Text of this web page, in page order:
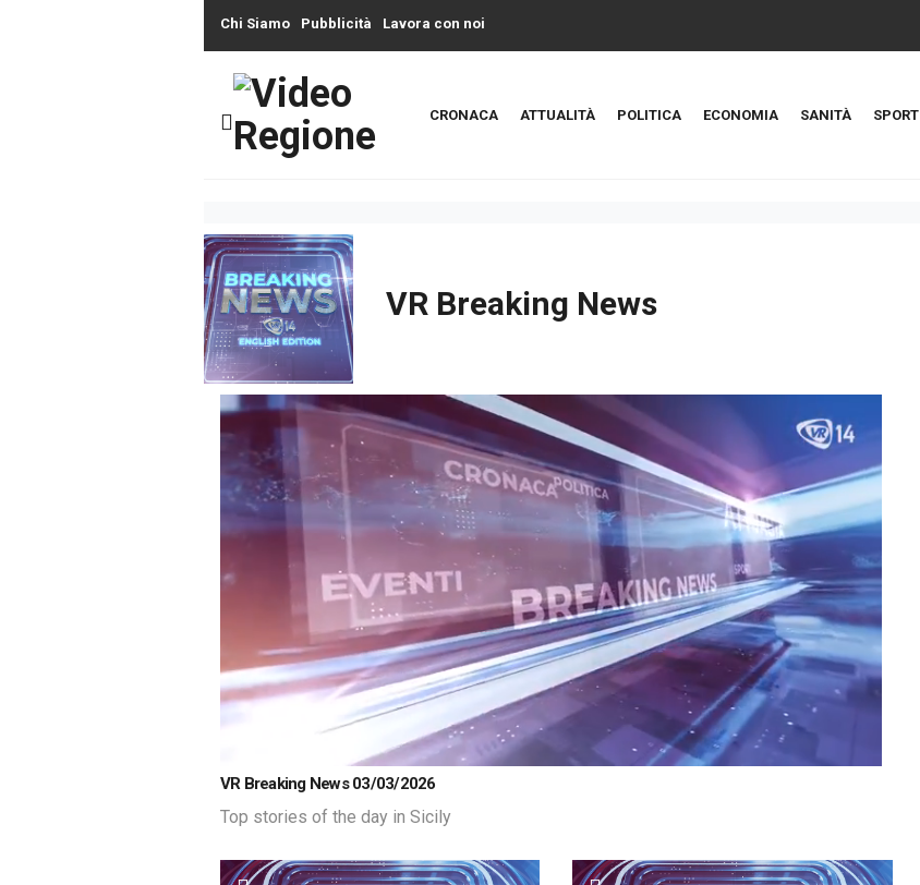
Chi Siamo Pubblicità Lavora con noi
CRONACA ATTUALITÀ POLITICA ECONOMIA SANITÀ SPORT
VR Breaking News
Loaded
15.78%
VR Breaking News 03/03/2026
Top stories of the day in Sicily